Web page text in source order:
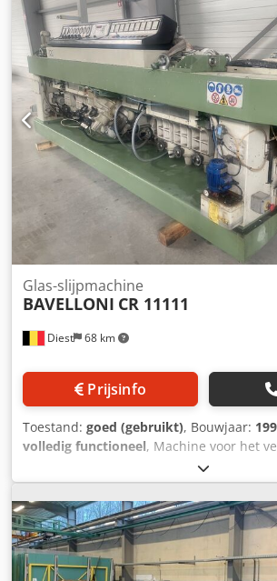
Diest 68 km
Glas-slijpmachine
BAVELLONI CR 11111
Prijsinfo
Toestand: goed (gebruikt), Bouwjaar:
volledig functioneel, Machine voor het
van de randen van glas, met 11
glashoogte: 50 mm Glasdikte: 3 - 30 mm
machine: L x B x H: 8,1 x 1,2 x 2,3 m
Gewicht: 4150 kg Gereviseerde machine,
Dksdpfx Aboztatuensr Wij zijn op zoek
buiten de EU. Lage prijs.